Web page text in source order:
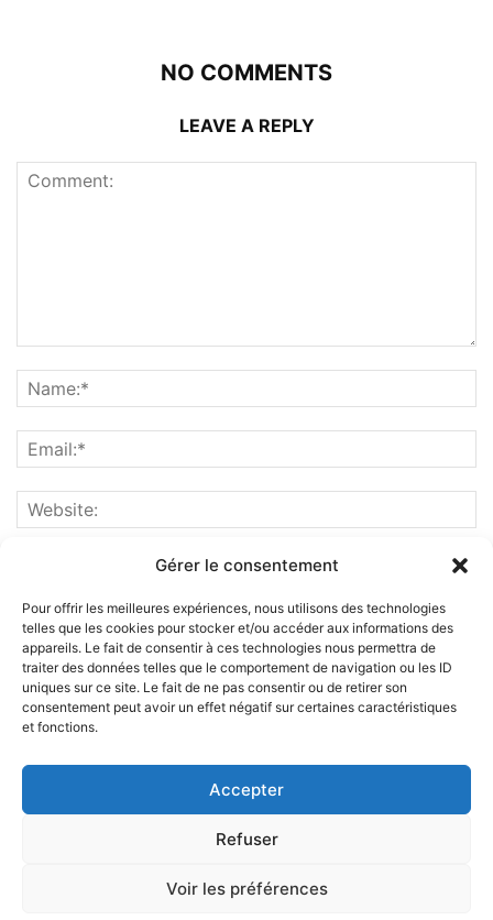
Gérer le consentement
Pour offrir les meilleures expériences, nous utilisons des technologies
telles que les cookies pour stocker et/ou accéder aux informations des
appareils. Le fait de consentir à ces technologies nous permettra de
traiter des données telles que le comportement de navigation ou les ID
uniques sur ce site. Le fait de ne pas consentir ou de retirer son
consentement peut avoir un effet négatif sur certaines caractéristiques
et fonctions.
Accepter
Refuser
Voir les préférences
NO COMMENTS
LEAVE A REPLY
ABOUT US
FOLLOW US